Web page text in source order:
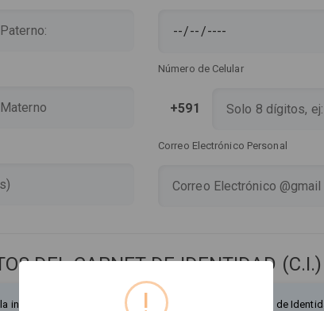
Número de Celular
+591
Correo Electrónico Personal
DEL CARNET DE IDENTIDAD (C.I.)
información exactamente como figura en su Documento de
!